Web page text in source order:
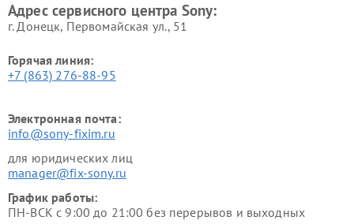
Адрес сервисного центра Sony:
г. Донецк, Первомайская ул., 51
Горячая линия:
+7 (863) 276-88-95
Электронная почта:
info@sony-fixim.ru
для юридических лиц
manager@fix-sony.ru
График работы:
ПН-ВСК с 9:00 до 21:00 без перерывов и выходных